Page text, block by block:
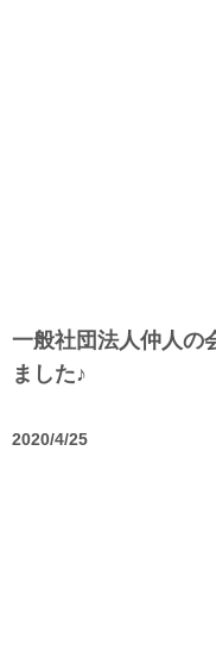
一般社団法人仲人
ました♪
2020/4/25